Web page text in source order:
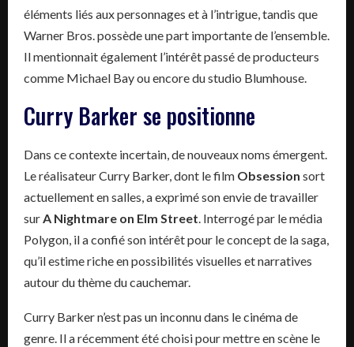
éléments liés aux personnages et à l’intrigue, tandis que
Warner Bros. possède une part importante de l’ensemble.
Il mentionnait également l’intérêt passé de producteurs
comme Michael Bay ou encore du studio Blumhouse.
Curry Barker se positionne
Dans ce contexte incertain, de nouveaux noms émergent.
Le réalisateur Curry Barker, dont le film Obsession sort
actuellement en salles, a exprimé son envie de travailler
surA Nightmare on Elm Street. Interrogé par le média
Polygon, il a confié son intérêt pour le concept de la saga,
qu’il estime riche en possibilités visuelles et narratives
autour du thème du cauchemar.
Curry Barker n’est pas un inconnu dans le cinéma de
genre. Il a récemment été choisi pour mettre en scène le